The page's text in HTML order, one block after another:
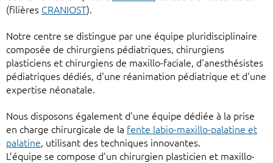
(filières CRANIOST).
Notre centre se distingue par une équipe pluridisciplinaire
composée de chirurgiens pédiatriques, chirurgiens
plasticiens et chirurgiens de maxillo-faciale, d'anesthésistes
pédiatriques dédiés, d'une réanimation pédiatrique et d'une
expertise néonatale.
Nous disposons également d'une équipe dédiée à la prise
en charge chirurgicale de la fente labio-maxillo-palatine et
palatine, utilisant des techniques innovantes.
L’équipe se compose d'un chirurgien plasticien et maxillo-